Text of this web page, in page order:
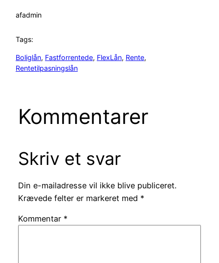
afadmin
Tags:
Boliglån, Fastforrentede, FlexLån, Rente
Rentetilpasningslån
Kommentarer
Skriv et svar
Din e-mailadresse vil ikke blive publiceret.
Krævede felter er markeret med *
Kommentar *